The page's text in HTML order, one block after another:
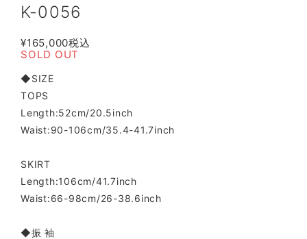
K-0056
¥165,000税込
SOLD OUT
◆SIZE
TOPS
Length:52cm/20.5inch
Waist:90-106cm/35.4-41.7inch
SKIRT
Length:106cm/41.7inch
Waist:66-98cm/26-38.6inch
◆振 袖